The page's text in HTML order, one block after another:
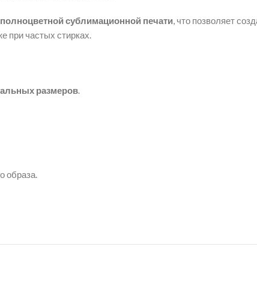
полноцветной сублимационной печати, что позволяет
при частых стирках.
размеров.
образа.